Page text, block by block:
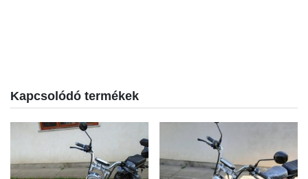
Kapcsolódó termékek